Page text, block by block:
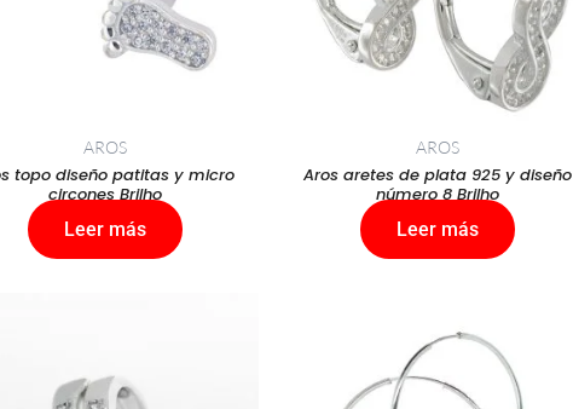
AROS
topo diseño patitas y micro
circones Brilho
Leer más
AROS
Aros aretes de plata 925 y diseño
número 8 Brilho
Leer más